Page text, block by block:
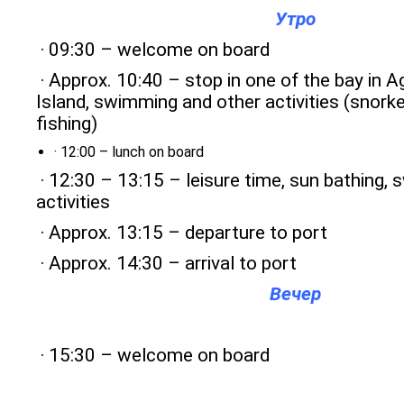
Утро
· 09:30 – welcome on board
· Approx. 10:40 – stop in one of the bay in
Island, swimming and other activities
fishing)
· 12:00 – lunch on board
· 12:30 – 13:15 – leisure time, sun bathing,
activities
· Approx. 13:15 – departure to port
· Approx. 14:30 – arrival to port
Вечер
· 15:30 – welcome on board